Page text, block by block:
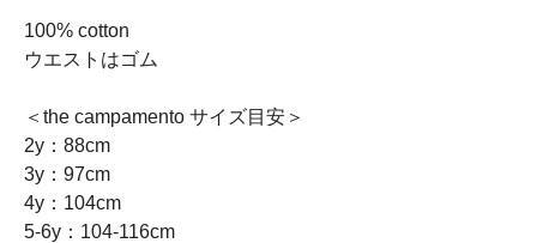
100% cotton
ウエストはゴム
＜the campamento サイズ目安＞
2y：88cm
3y：97cm
4y：104cm
5-6y：104-116cm